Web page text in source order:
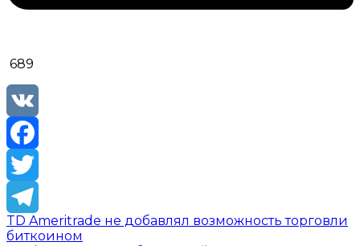
689
VK
Facebook
Twitter
Telegram
TD Ameritrade не добавлял возможность торговли
биткоином